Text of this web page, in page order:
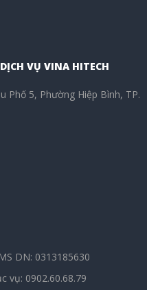
VỤ VINA HITECH
Phố 5, Phường Hiệp Bình, TP.
DN: 0313185630
vụ: 0902.60.68.79